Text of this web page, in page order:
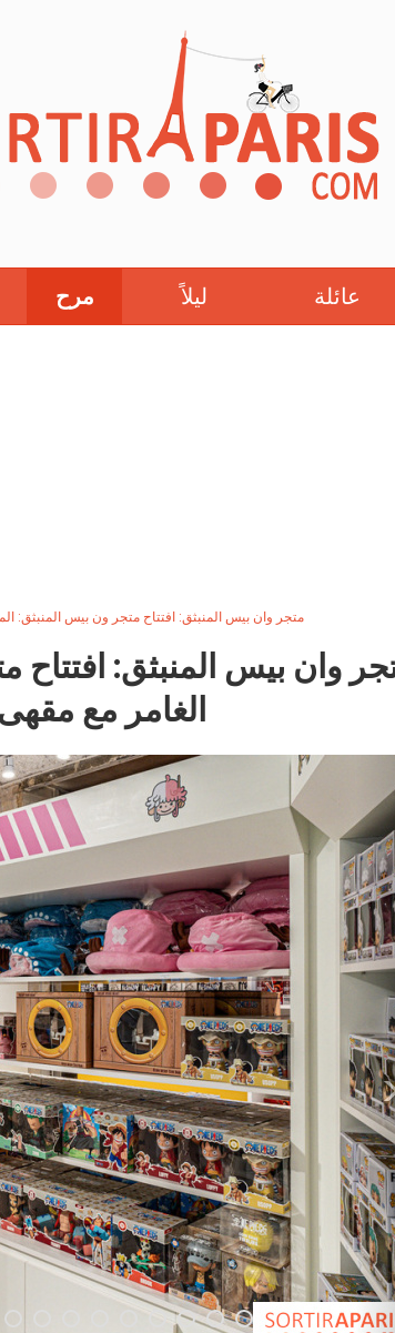
مرح ليلاً عائلة
متجر وان بيس المنبثق: افتتاح متجر ون بيس المنبثق:
وان بيس المنبثق: افتتاح
الغامر مع